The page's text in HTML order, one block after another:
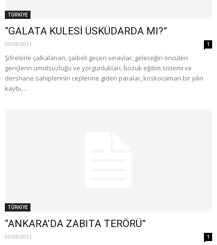
TÜRKİYE
“GALATA KULESİ ÜSKÜDARDA MI?”
09/08/2011 1
Şifrelerle çalkalanan, şaibeli geçen sınavlar, geleceğin öncüleri
gençlerin umutsuzluğu ve yorgunlukları, bozuk eğitim sistemi ve
dershane sahiplerinin ceplerine giden paralar, kosko­caman bir yılın
kaybı,...
TÜRKİYE
“ANKARA’DA ZABITA TERÖRÜ”
09/08/2011 1